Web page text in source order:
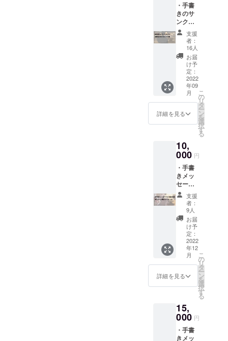
・手書
きのサ
ンクス
レター
・限定
オリジ
ナルポ
スト
カード3
支援
者：
16人
お届
け予
定：
2022
年09
月
詳細を見る
こ
の
リ
タ
ー
ン
を
選
択
す
る
10,
000 円
・手書
きメッ
セージ
入り集
合写真
（A4サ
イズ/公
演当日
の写真
にメン
バーの
手書き
メッ
セージ
を書き
お送り
いたし
ます）
・リ
ターン
支援
者：
9人
お届
け予
定：
2022
年12
月
詳細を見る
こ
の
リ
タ
ー
ン
を
選
択
す
る
15,
000 円
・手書
きメッ